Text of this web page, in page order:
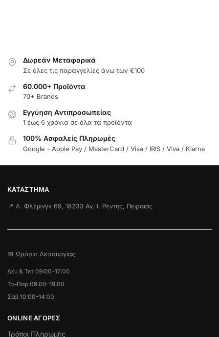
Δωρεάν Μεταφορικά
Σε όλες τις παραγγελίες άνω των €100
60.000+ Προϊόντα
70+ Brands
Εγγύηση Aντιπροσωπείας
1 έως 6 χρόνια σε όλα τα προϊόντα
100% Ασφαλείς Πληρωμές
Google - Apple Pay / MasterCard / Visa / IRIS / Viva / Klarna
ΚΑΤΆΣΤΗΜΑ
📍 Λ. Φλέμινγκ 69, 18233 Αγ. Ι. Ρέντης, Πειραιάς
📅 Ωράριο Λειτουργίας
Δευ & Τετ 09:00–17:00
Τρ–Παρ 09:00–19:00
Σάβ 10:00–14:00
ONLINE ΑΓΟΡΕΣ
Τρόποι Πληρωμής